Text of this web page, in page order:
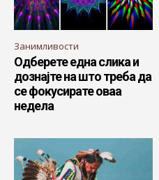
Занимливости
Одберете една слика и
дознајте на што треба да
се фокусирате оваа
недела